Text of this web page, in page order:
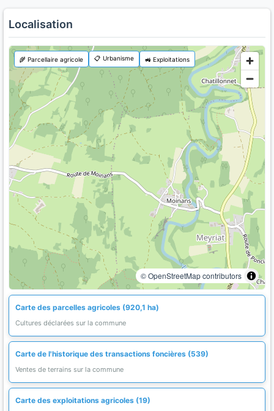
Localisation
© OpenStreetMap contributors
🌾 Parcellaire agricole 📋 Urbanisme 🚜 Exploitations
Carte des parcelles agricoles (920,1 ha)
Cultures déclarées sur la commune
Carte de l'historique des transactions foncières (539)
Ventes de terrains sur la commune
Carte des exploitations agricoles (19)